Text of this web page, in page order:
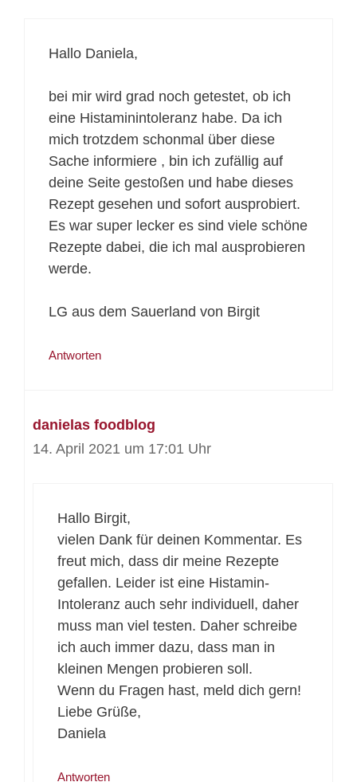
Hallo Daniela,
bei mir wird grad noch getestet, ob ich
eine Histaminintoleranz habe. Da ich
mich trotzdem schonmal über diese
Sache informiere , bin ich zufällig auf
deine Seite gestoßen und habe dieses
Rezept gesehen und sofort ausprobiert.
Es war super lecker es sind viele schöne
Rezepte dabei, die ich mal ausprobieren
werde.
LG aus dem Sauerland von Birgit
Antworten
danielas foodblog
14. April 2021 um 17:01 Uhr
Hallo Birgit,
vielen Dank für deinen Kommentar. Es
freut mich, dass dir meine Rezepte
gefallen. Leider ist eine Histamin-
Intoleranz auch sehr individuell, daher
muss man viel testen. Daher schreibe
ich auch immer dazu, dass man in
kleinen Mengen probieren soll.
Wenn du Fragen hast, meld dich gern!
Liebe Grüße,
Daniela
Antworten